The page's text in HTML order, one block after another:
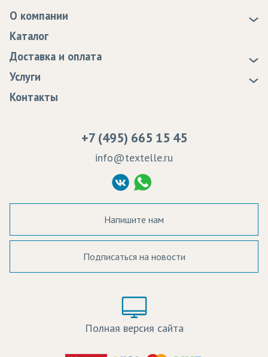
О компании
Статьи
Программа лояльности
Сертификаты качества
Судебные решения
Политика Конфиденциальности
Согласие на обработку ПД
Каталог
Доставка и оплата
Доставка
Оплата
Услуги
Образцы
Контакты
+7 (495) 665 15 45
info@textelle.ru
Напишите нам
Подписаться на новости
Полная версия сайта